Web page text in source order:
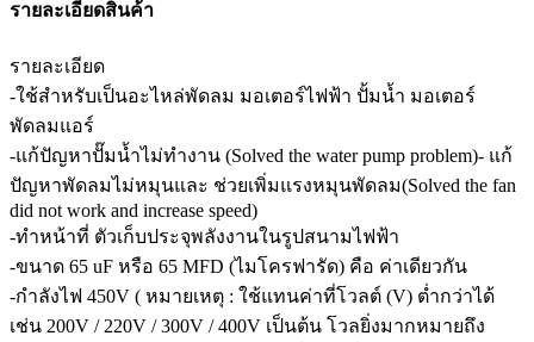
รายละเอียดสินค้า
รายละเอียด
-ใช้สำหรับเป็นอะไหล่พัดลม มอเตอร์ไฟฟ้า ปั้มน้ำ มอเตอร์
พัดลมแอร์
-แก้ปัญหาปั๊มน้ำไม่ทำงาน (Solved the water pump problem)- แก้
ปัญหาพัดลมไม่หมุนและ ช่วยเพิ่มแรงหมุนพัดลม(Solved the fan
did not work and increase speed)
-ทำหน้าที่ ตัวเก็บประจุพลังงานในรูปสนามไฟฟ้า
-ขนาด 65 uF หรือ 65 MFD (ไมโครฟารัด) คือ ค่าเดียวกัน
-กำลังไฟ 450V ( หมายเหตุ : ใช้แทนค่าที่โวลต์ (V) ต่ำกว่าได้
เช่น 200V / 220V / 300V / 400V เป็นต้น โวลยิ่งมากหมายถึง